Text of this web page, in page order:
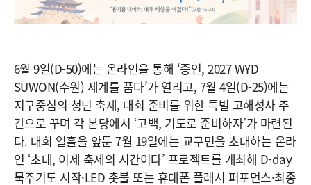
6월 9일(D-50)에는 온라인을 통해 ‘증언, 2027 WYD
SUWON(수원) 세계를 품다’가 열리고, 7월 4일(D-25)에는
지구중심의 청년 축제, 대회 준비를 위한 특별 고해성사 주
간으로 꾸며 각 본당에서 ‘고백, 기도로 준비하자’가 마련된
다. 대회 열흘을 앞둔 7월 19일에는 교구민을 초대하는 온라
인 ‘초대, 이제 축제의 시간이다’ 프로젝트를 개최해 D-day
묵주기도 시작·LED 촛불 또는 휴대폰 플래시 퍼포먼스·최종